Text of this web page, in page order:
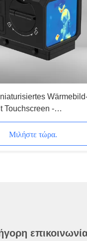
Touchscreen -
stoßfest, leicht für
Μιλήστε τώρα.